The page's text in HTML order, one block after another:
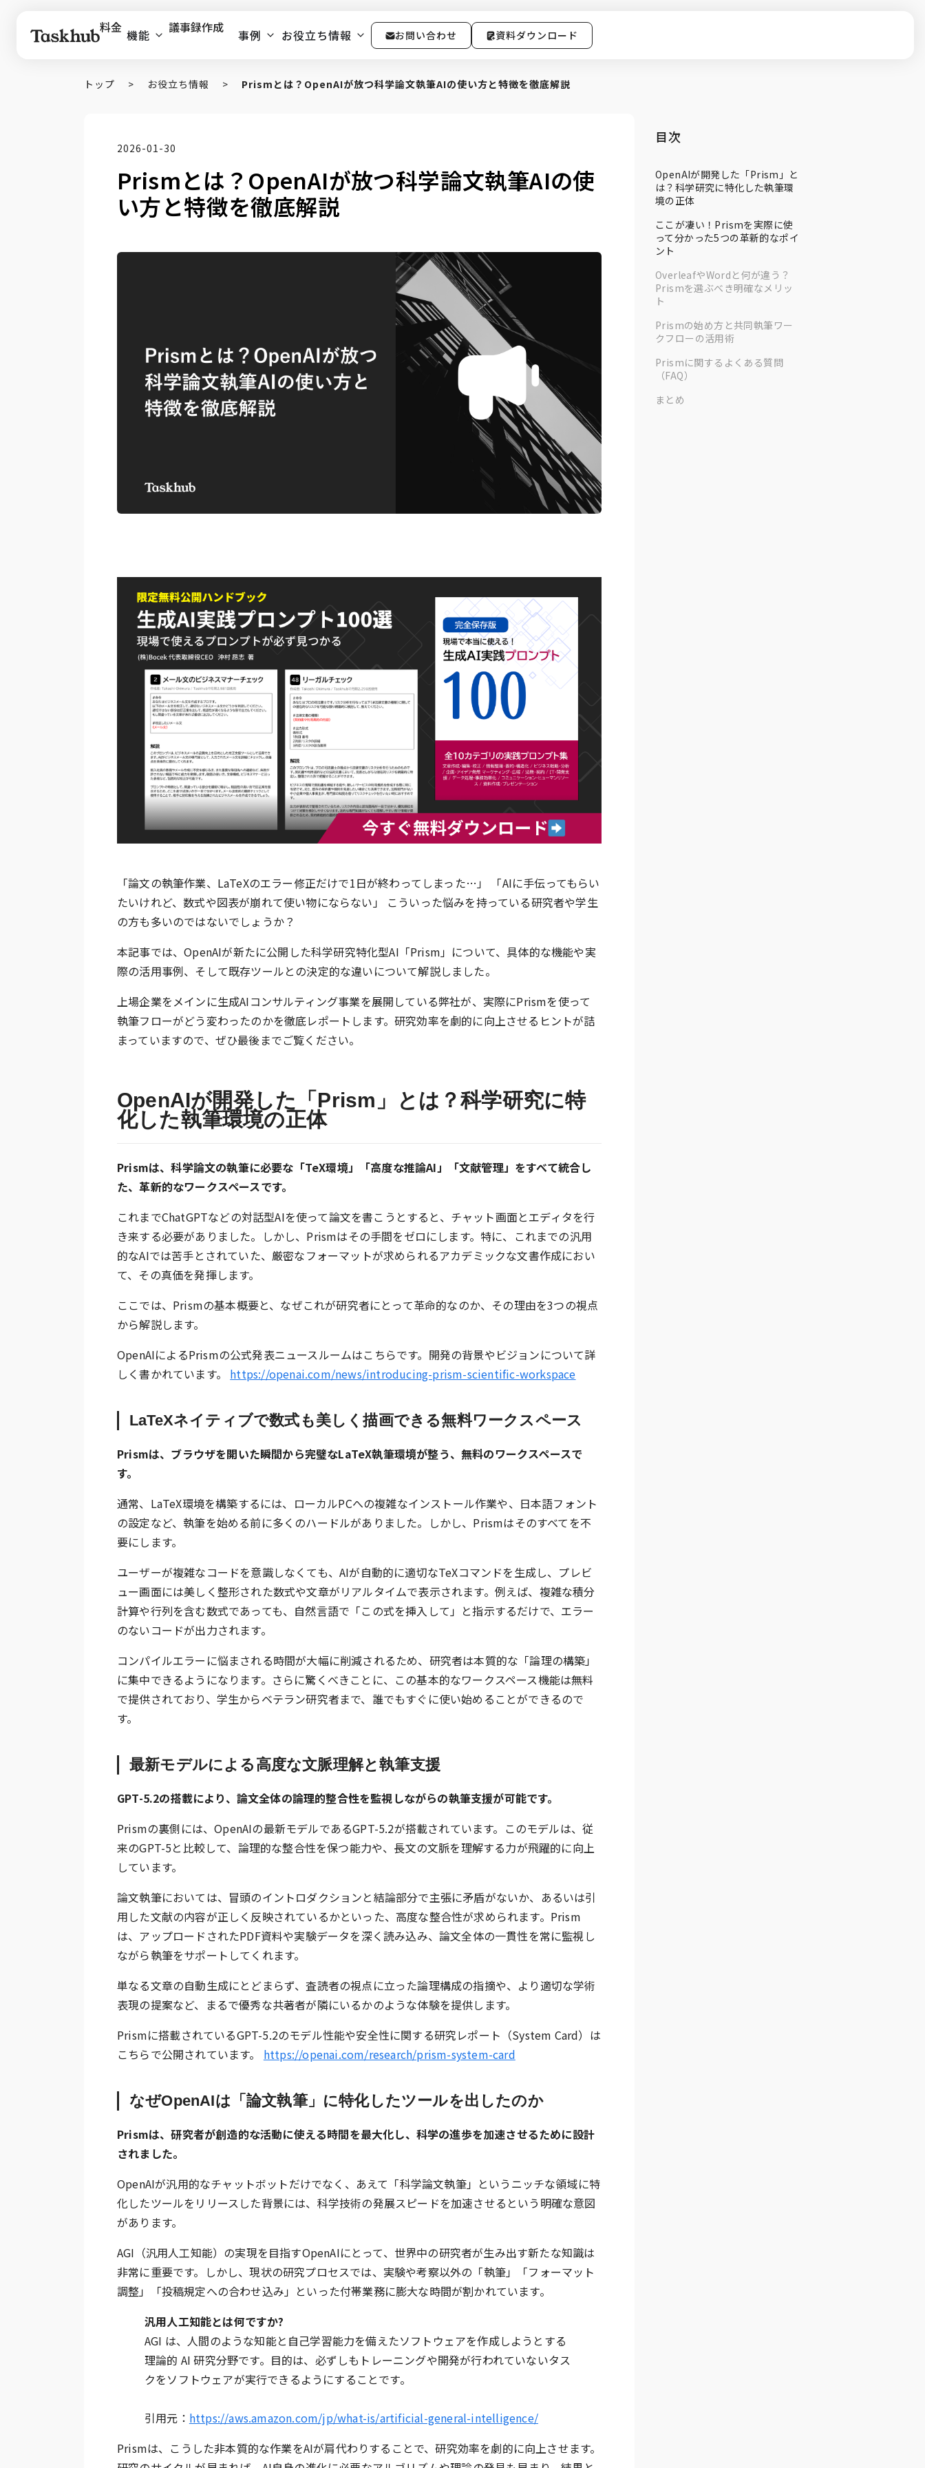
料金 機能 議事録作成 事例 お役立ち情報 お問い合わせ 資料ダウンロード
トップ > お役立ち情報 > Prismとは？OpenAIが放つ科学論文執筆AIの使い方と特徴を徹底解説
2026-01-30
Prismとは？OpenAIが放つ科学論文執筆AIの使
い方と特徴を徹底解説
「論文の執筆作業、LaTeXのエラー修正だけで1日が終わってしまった…」 「AIに手伝ってもらい
たいけれど、数式や図表が崩れて使い物にならない」 こういった悩みを持っている研究者や学生
の方も多いのではないでしょうか？
本記事では、OpenAIが新たに公開した科学研究特化型AI「Prism」について、具体的な機能や実
際の活用事例、そして既存ツールとの決定的な違いについて解説しました。
上場企業をメインに生成AIコンサルティング事業を展開している弊社が、実際にPrismを使って
執筆フローがどう変わったのかを徹底レポートします。研究効率を劇的に向上させるヒントが詰
まっていますので、ぜひ最後までご覧ください。
OpenAIが開発した「Prism」とは？科学研究に特
化した執筆環境の正体
Prismは、科学論文の執筆に必要な「TeX環境」「高度な推論AI」「文献管理」をすべて統合し
た、革新的なワークスペースです。
これまでChatGPTなどの対話型AIを使って論文を書こうとすると、チャット画面とエディタを行
き来する必要がありました。しかし、Prismはその手間をゼロにします。特に、これまでの汎用
的なAIでは苦手とされていた、厳密なフォーマットが求められるアカデミックな文書作成におい
て、その真価を発揮します。
ここでは、Prismの基本概要と、なぜこれが研究者にとって革命的なのか、その理由を3つの視点
から解説します。
OpenAIによるPrismの公式発表ニュースルームはこちらです。開発の背景やビジョンについて詳
しく書かれています。 https://openai.com/news/introducing-prism-scientific-workspace
LaTeXネイティブで数式も美しく描画できる無料ワークスペース
Prismは、ブラウザを開いた瞬間から完璧なLaTeX執筆環境が整う、無料のワークスペースで
す。
通常、LaTeX環境を構築するには、ローカルPCへの複雑なインストール作業や、日本語フォント
の設定など、執筆を始める前に多くのハードルがありました。しかし、Prismはそのすべてを不
要にします。
ユーザーが複雑なコードを意識しなくても、AIが自動的に適切なTeXコマンドを生成し、プレビ
ュー画面には美しく整形された数式や文章がリアルタイムで表示されます。例えば、複雑な積分
計算や行列を含む数式であっても、自然言語で「この式を挿入して」と指示するだけで、エラー
のないコードが出力されます。
コンパイルエラーに悩まされる時間が大幅に削減されるため、研究者は本質的な「論理の構築」
に集中できるようになります。さらに驚くべきことに、この基本的なワークスペース機能は無料
で提供されており、学生からベテラン研究者まで、誰でもすぐに使い始めることができるので
す。
最新モデルによる高度な文脈理解と執筆支援
GPT-5.2の搭載により、論文全体の論理的整合性を監視しながらの執筆支援が可能です。
Prismの裏側には、OpenAIの最新モデルであるGPT-5.2が搭載されています。このモデルは、従
来のGPT-5と比較して、論理的な整合性を保つ能力や、長文の文脈を理解する力が飛躍的に向上
しています。
論文執筆においては、冒頭のイントロダクションと結論部分で主張に矛盾がないか、あるいは引
用した文献の内容が正しく反映されているかといった、高度な整合性が求められます。Prism
は、アップロードされたPDF資料や実験データを深く読み込み、論文全体の一貫性を常に監視し
ながら執筆をサポートしてくれます。
単なる文章の自動生成にとどまらず、査読者の視点に立った論理構成の指摘や、より適切な学術
表現の提案など、まるで優秀な共著者が隣にいるかのような体験を提供します。
Prismに搭載されているGPT-5.2のモデル性能や安全性に関する研究レポート（System Card）は
こちらで公開されています。 https://openai.com/research/prism-system-card
なぜOpenAIは「論文執筆」に特化したツールを出したのか
Prismは、研究者が創造的な活動に使える時間を最大化し、科学の進歩を加速させるために設計
されました。
OpenAIが汎用的なチャットボットだけでなく、あえて「科学論文執筆」というニッチな領域に特
化したツールをリリースした背景には、科学技術の発展スピードを加速させるという明確な意図
があります。
AGI（汎用人工知能）の実現を目指すOpenAIにとって、世界中の研究者が生み出す新たな知識は
非常に重要です。しかし、現状の研究プロセスでは、実験や考察以外の「執筆」「フォーマット
調整」「投稿規定への合わせ込み」といった付帯業務に膨大な時間が割かれています。
汎用人工知能とは何ですか?
AGI は、人間のような知能と自己学習能力を備えたソフトウェアを作成しようとする
理論的 AI 研究分野です。目的は、必ずしもトレーニングや開発が行われていないタス
クをソフトウェアが実行できるようにすることです。
引用元： https://aws.amazon.com/jp/what-is/artificial-general-intelligence/
Prismは、こうした非本質的な作業をAIが肩代わりすることで、研究効率を劇的に向上させます。
目次
OpenAIが開発した「Prism」と
は？科学研究に特化した執筆環
境の正体
ここが凄い！Prismを実際に使
って分かった5つの革新的なポイ
ント
OverleafやWordと何が違う？
Prismを選ぶべき明確なメリッ
ト
Prismの始め方と共同執筆ワー
クフローの活用術
Prismに関するよくある質問
（FAQ）
まとめ